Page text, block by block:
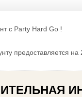
с Party Hard Go !
предоставляется на